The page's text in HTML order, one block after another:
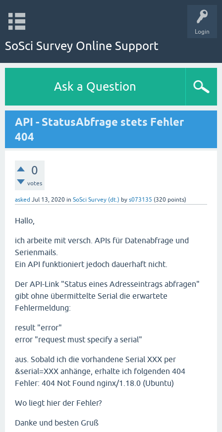
Login
SoSci Survey Online Support
Ask a Question
API - StatusAbfrage stets Fehler
404
0
votes
asked Jul 13, 2020 in SoSci Survey (dt.) by s073135 (320 points)
Hallo,
ich arbeite mit versch. APIs für Datenabfrage und
Serienmails.
Ein API funktioniert jedoch dauerhaft nicht.
Der API-Link "Status eines Adresseintrags abfragen"
gibt ohne übermittelte Serial die erwartete
Fehlermeldung:
result "error"
error "request must specify a serial"
aus. Sobald ich die vorhandene Serial XXX per
&serial=XXX anhänge, erhalte ich folgenden 404
Fehler: 404 Not Found nginx/1.18.0 (Ubuntu)
Wo liegt hier der Fehler?
Danke und besten Gruß